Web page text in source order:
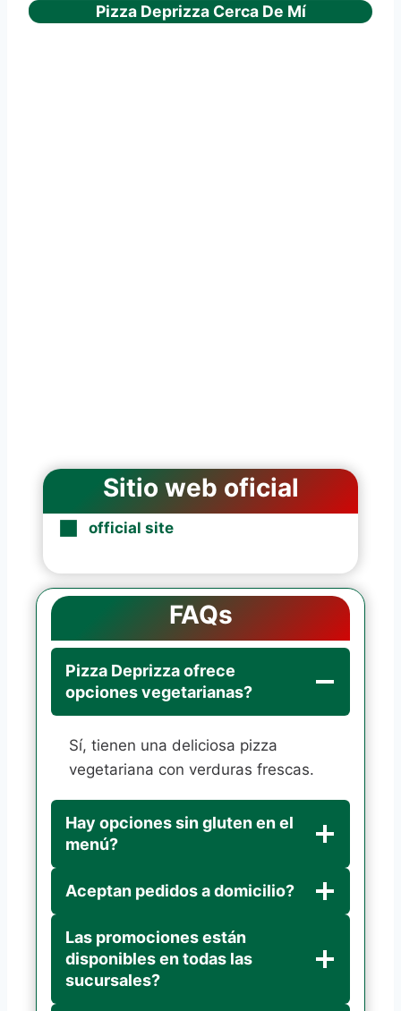
Pizza Deprizza Cerca De Mí
Sitio web oficial
official site
FAQs
Pizza Deprizza ofrece
opciones vegetarianas?
Sí, tienen una deliciosa pizza
vegetariana con verduras frescas.
Hay opciones sin gluten en el
menú?
Aceptan pedidos a domicilio?
Las promociones están
disponibles en todas las
sucursales?